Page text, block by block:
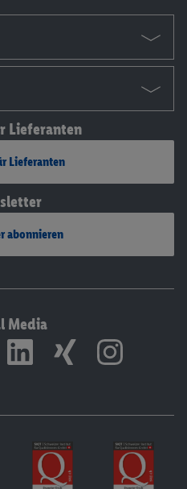
Lieferanten
Lieferanten
abonnieren
Media